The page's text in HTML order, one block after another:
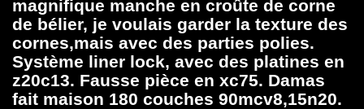
magnifique manche en croûte de corne
de bélier, je voulais garder la texture des
cornes,mais avec des parties polies.
Système liner lock, avec des platines en
z20c13. Fausse pièce en xc75. Damas
fait maison 180 couches 90mcv8,15n20.